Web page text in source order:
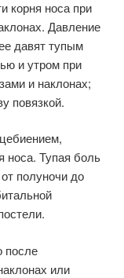
корня носа при
Давление
давят тупым
и утром при
и наклонах;
повязкой.
носа. Тупая боль
полуночи до
после
или